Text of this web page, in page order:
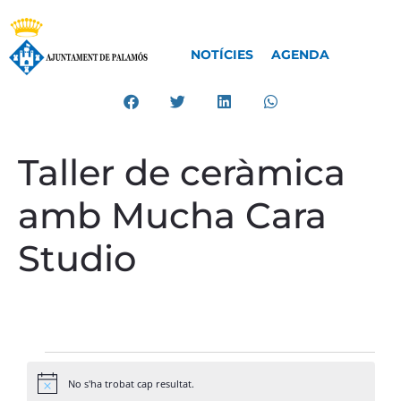
NOTÍCIES AGENDA
Taller de ceràmica
amb Mucha Cara
Studio
Avís No s'ha trobat cap resultat.